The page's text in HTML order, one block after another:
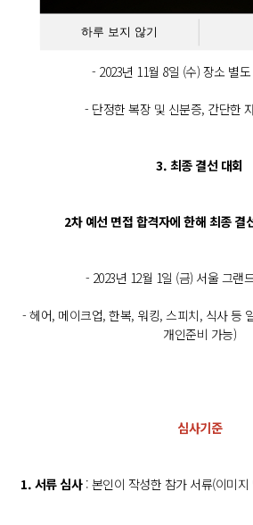
1차 서류심사 합격자에 한해 2차 예선
- 2023년 11월 8일 (수) 장소 별
- 단정한 복장 및 신분증, 간단한
3. 최종 결선 대회
2차 예선 면접 합격자에 한해 최종 결
- 2023년 12월 1일 (금) 서울 그랜
- 헤어, 메이크업, 한복, 워킹, 스피치, 식사 등
개인준비 가능)
심사기준
1. 서류 심사: 본인이 작성한 참가 서류(이미
하루 보지 않기